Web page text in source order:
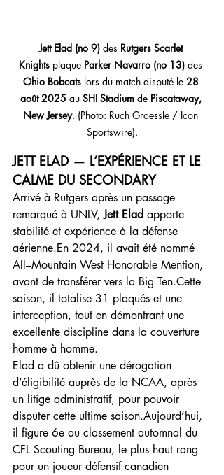
Jett Elad (no 9) des Rutgers Scarlet
Knights plaque Parker Navarro (no 13) des
Ohio Bobcats lors du match disputé le 28
août 2025 au SHI Stadium de Piscataway,
New Jersey. (Photo: Ruch Graessle / Icon
Sportswire).
JETT ELAD — L’EXPÉRIENCE ET LE
CALME DU SECONDARY
Arrivé à Rutgers après un passage
remarqué à UNLV, Jett Elad apporte
stabilité et expérience à la défense
aérienne.En 2024, il avait été nommé
All–Mountain West Honorable Mention,
avant de transférer vers la Big Ten.Cette
saison, il totalise 31 plaqués et une
interception, tout en démontrant une
excellente discipline dans la couverture
homme à homme.
Elad a dû obtenir une dérogation
d’éligibilité auprès de la NCAA, après
un litige administratif, pour pouvoir
disputer cette ultime saison.Aujourd’hui,
il figure 6e au classement automnal du
CFL Scouting Bureau, le plus haut rang
pour un joueur défensif canadien